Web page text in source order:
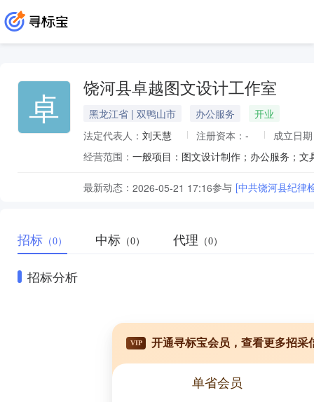
卓 饶河县卓越图文设计工作室
黑龙江省 | 双鸭山市 办公服务
开业
法定代表人： 刘天慧 注册资本： -
成立日
经营范围：
最新动态： 2026-05-21 17:16参与 [中共饶河县纪律
招标 （0） 中标 （0） 代理 （0）
招标分析
VIP 开通寻标宝会员，查看更多招采
单省会员